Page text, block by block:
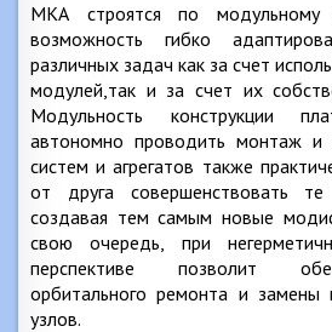
МКА строятся по
возможность гибко
различных задач как за счет
модулей,так и за счет их
Модульность конструкции
автономно проводить монтаж и
систем и агрегатов также
от друга совершенствовать
создавая тем самым новые
свою очередь, при
перспективе позволит
орбитального ремонта и
узлов.